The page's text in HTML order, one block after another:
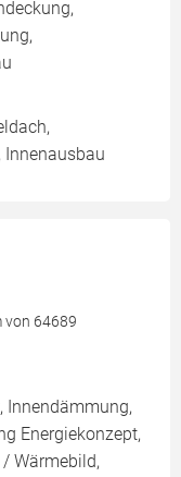
Innenausbau
von 64689
Innendämmung,
Energiekonzept,
Wärmebild,